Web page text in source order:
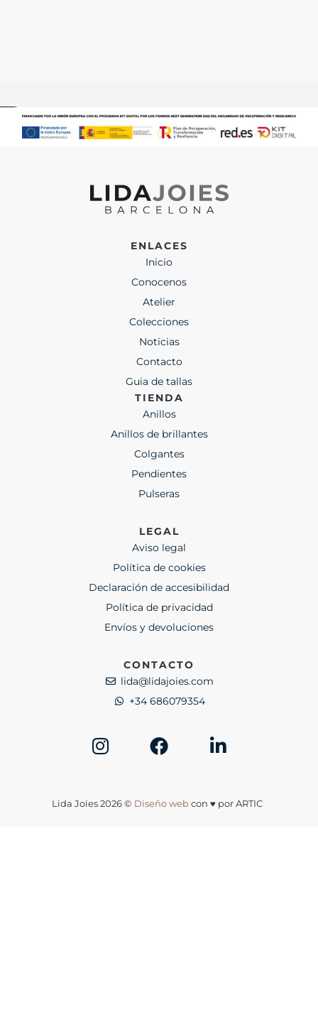
ENLACES
Inicio
Conocenos
Atelier
Colecciones
Noticias
Contacto
Guia de tallas
TIENDA
Anillos
Anillos de brillantes
Colgantes
Pendientes
Pulseras
LEGAL
Aviso legal
Política de cookies
Declaración de accesibilidad
Política de privacidad
Envíos y devoluciones
CONTACTO
lida@lidajoies.com
+34 686079354
Lida Joies 2026 © Diseño webcon ♥️ por ARTIC